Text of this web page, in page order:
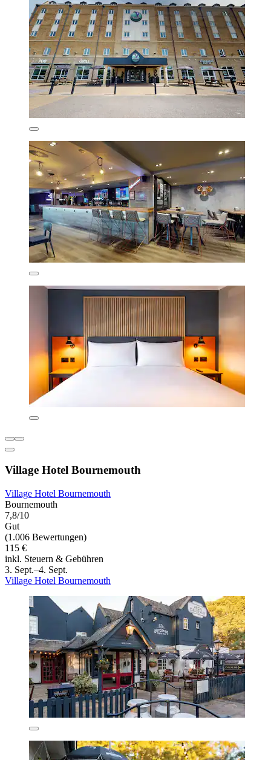
Village Hotel Bournemouth
Village Hotel Bournemouth
Bournemouth
7,8/10
Gut
(1.006 Bewertungen)
115 €
inkl. Steuern & Gebühren
3. Sept.–4. Sept.
Village Hotel Bournemouth